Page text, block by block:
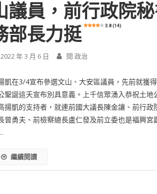
議員，前行政院
部長力挺
3.8 (14)
2022 年 3 月 6 日 閱 政治
凱在3/4宣布參選文山、大安區議員，先前就獲
聖誕這天宣布別具意義。上千信眾湧入恭祝土地
揚凱的支持者，就連前國大議長陳金讓、前行政
曾勇夫、前檢察總長盧仁發及前立委也是福興宮
繼續閱讀